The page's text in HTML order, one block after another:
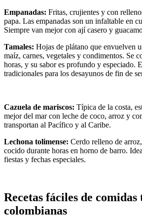
Empanadas: Fritas, crujientes y con
papa. Las empanadas son un infaltable en
Siempre van mejor con ají casero y
Tamales: Hojas de plátano que envuelven
maíz, carnes, vegetales y condimentos. Se
horas, y su sabor es profundo y especiado.
tradicionales para los desayunos de fin de
Cazuela de mariscos: Típica de la costa,
mejor del mar con leche de coco, arroz y
transportan al Pacífico y al Caribe.
Lechona tolimense: Cerdo relleno de
cocido durante horas en horno de barro.
fiestas y fechas especiales.
Recetas fáciles de comidas
colombianas